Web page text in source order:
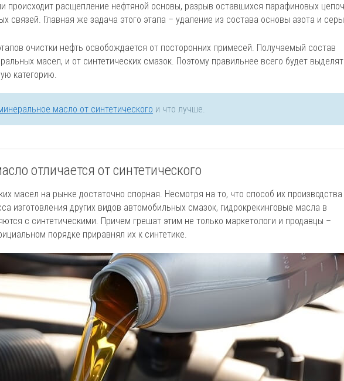
происходит расщепление нефтяной основы, разрыв оставшихся парафиновых
связей. Главная же задача этого этапа – удаление из состава основы азота и
очистки нефть освобождается от посторонних примесей. Получаемый состав
масел, и от синтетических смазок. Поэтому правильнее всего будет
категорию.
масло от синтетического и что лучше.
отличается от синтетического
масел на рынке достаточно спорная. Несмотря на то, что способ их производства
изготовления других видов автомобильных смазок, гидрокрекинговые масла в
с синтетическими. Причем грешат этим не только маркетологи и продавцы –
порядке приравнял их к синтетике.